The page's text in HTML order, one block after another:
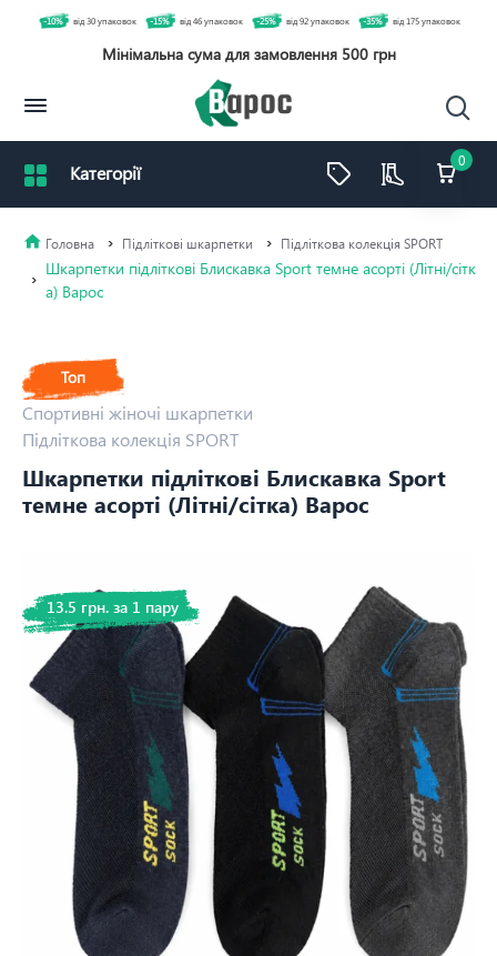
0
-10% від 30 упаковок -15% від 46 упаковок -25% від 92 упаковок -35% від 175 упаковок
Мінімальна сума для замовлення 500 грн
Підліткові шкарпетки Підліткова колекція SPORT
Шкарпетки підліткові Блискавка Sport темне асорті (Літні/сітк
а) Варос
Топ
Спортивні жіночі шкарпетки
Підліткова колекція SPORT
Шкарпетки підліткові Блискавка Sport
темне асорті (Літні/сітка) Варос
13.5 грн. за 1 пару